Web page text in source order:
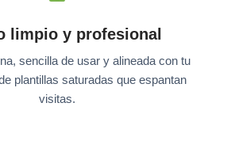
limpio y profesional
sencilla de usar y alineada con tu
plantillas saturadas que espantan
visitas.